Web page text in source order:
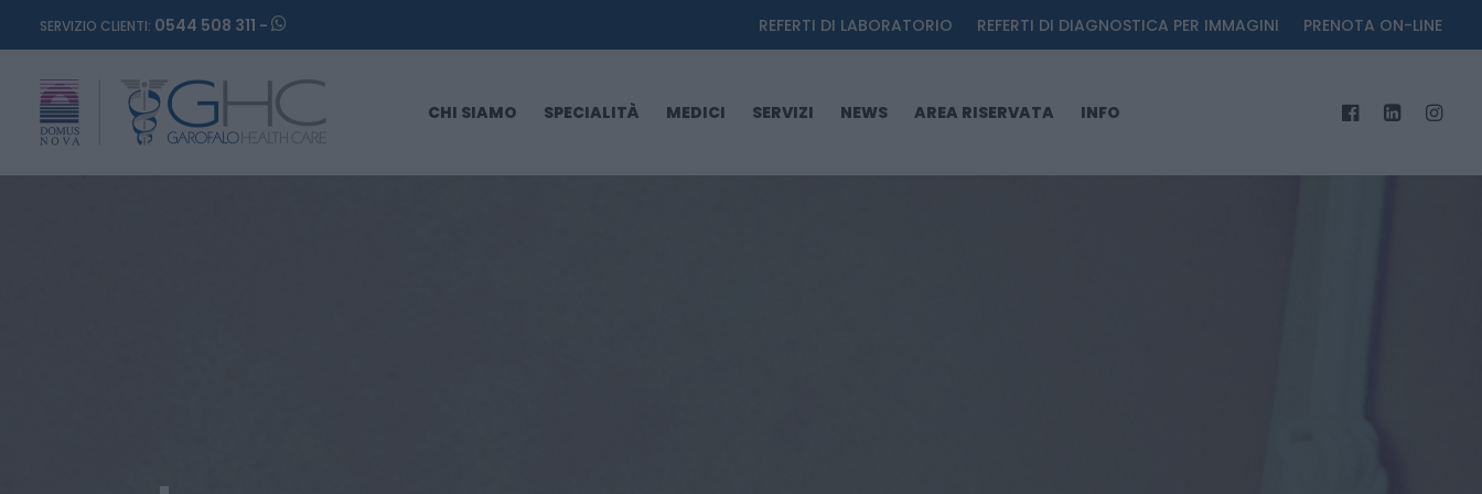
SERVIZIO CLIENTI: 0544 508 311 - REFERTI DI LABORATORIO REFERTI DI DIAGNOSTICA PER IMMAGINI PRENOTA ON-LINE
CHI SIAMO SPECIALITÀ MEDICI SERVIZI NEWS AREA RISERVATA INFO